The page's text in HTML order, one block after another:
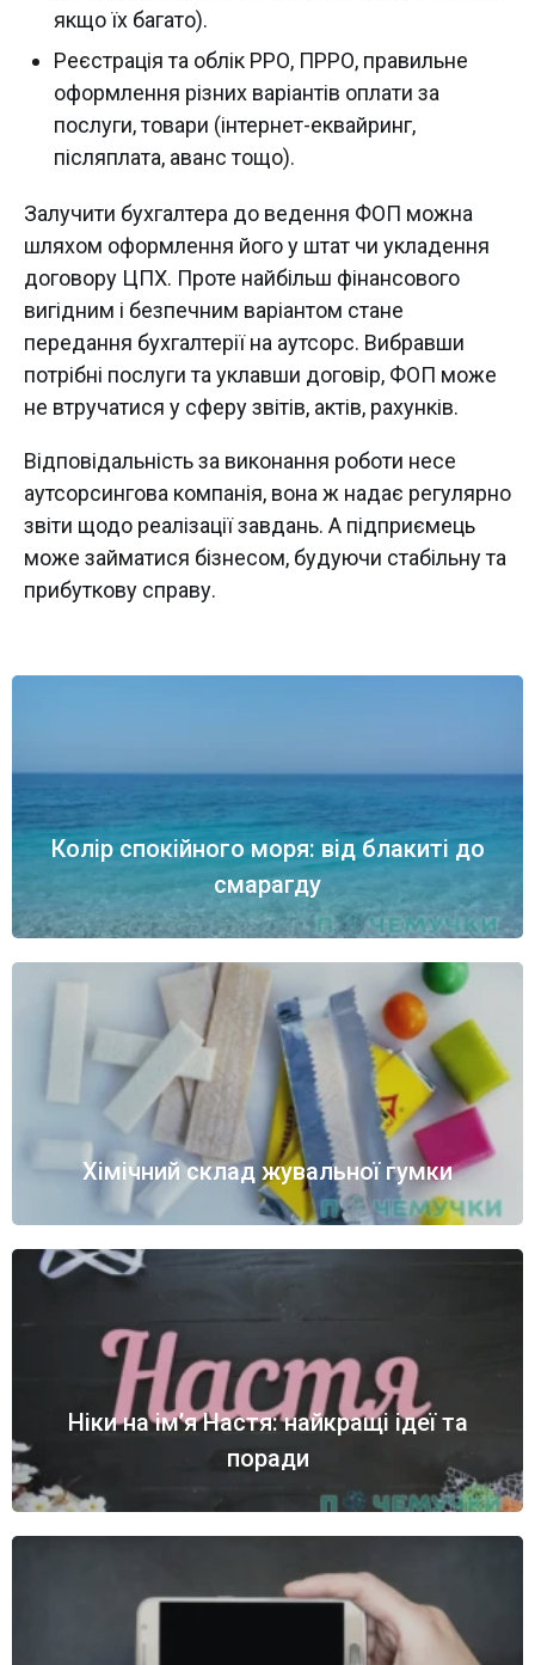
якщо їх багато).
Реєстрація та облік РРО, ПРРО, правильне
оформлення різних варіантів оплати за
послуги, товари (інтернет-еквайринг,
післяплата, аванс тощо).
Залучити бухгалтера до ведення ФОП можна
шляхом оформлення його у штат чи укладення
договору ЦПХ. Проте найбільш фінансового
вигідним і безпечним варіантом стане
передання бухгалтерії на аутсорс. Вибравши
потрібні послуги та уклавши договір, ФОП може
не втручатися у сферу звітів, актів, рахунків.
Відповідальність за виконання роботи несе
аутсорсингова компанія, вона ж надає регулярно
звіти щодо реалізації завдань. А підприємець
може займатися бізнесом, будуючи стабільну та
прибуткову справу.
Колір спокійного моря: від блакиті до
смарагду
Хімічний склад жувальної гумки
Ніки на ім’я Настя: найкращі ідеї та
поради